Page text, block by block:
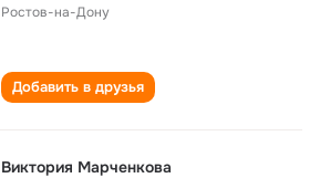
Ростов-на-Дону
Добавить в друзья
Виктория Марченкова